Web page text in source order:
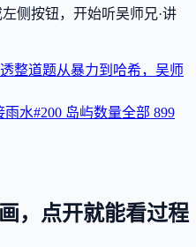
侧按钮，开始听吴师兄·讲
整道题从暴力到哈希，吴师
雨水#200 岛屿数量全部 899
，点开就能看过程